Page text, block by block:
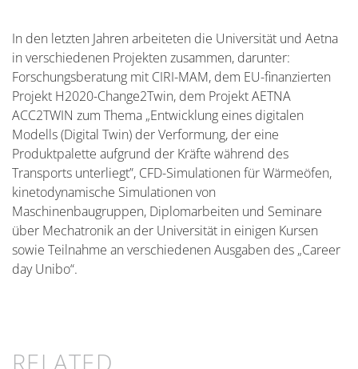
In den letzten Jahren arbeiteten die Universität und Aetna
in verschiedenen Projekten zusammen, darunter:
Forschungsberatung mit CIRI-MAM, dem EU-finanzierten
Projekt H2020-Change2Twin, dem Projekt AETNA
ACC2TWIN zum Thema „Entwicklung eines digitalen
Modells (Digital Twin) der Verformung, der eine
Produktpalette aufgrund der Kräfte während des
Transports unterliegt”, CFD-Simulationen für Wärmeöfen,
kinetodynamische Simulationen von
Maschinenbaugruppen, Diplomarbeiten und Seminare
über Mechatronik an der Universität in einigen Kursen
sowie Teilnahme an verschiedenen Ausgaben des „Career
day Unibo“.
RELATED